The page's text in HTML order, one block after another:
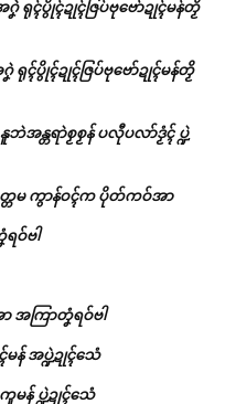
ဆက်
ဂၞဲ ရုၚ်ပွိုၚ်ဍုၚ်ဇြပ်ဗုဗော်ဍုၚ်မန်တၟိ
ရုၚ်ပွိုၚ်ဍုၚ်ဇြပ်ဗုဗော်ဍုၚ်မန်တၟိ
ဘဲအန္တရာဲစၟစၟန် ပလီုပလာ်ဒၟံၚ် ပ္ဍဲ
တ္တမ ကွာန်ဝၚ်က ပိုတ်ကဝ်အာ
ဝ်ဗါ
အကြာတၞံရဝ်ဗါ
န် အပ္ဍဲဍုၚ်သေံ
န် ပ္ဍဲဍုၚ်သေံ